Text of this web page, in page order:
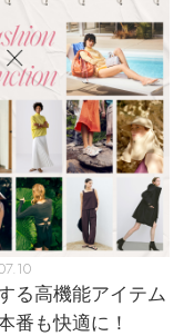
シック
る高機能アイテム
番も快適に！